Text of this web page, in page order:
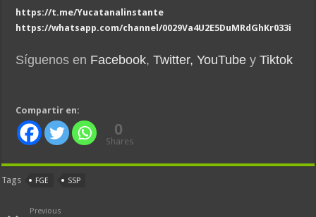
https://t.me/Yucatanalinstante
https://whatsapp.com/channel/0029Va4U2E5DuMRdGhKr033i
Síguenos en Facebook,Twitter, YouTube yTiktok
Compartir en:
0
Shares
Tags FGE SSP
Previous